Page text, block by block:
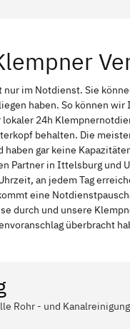
im Notdienst. Sie
haben. So können
24h
behalten. Die
gar keine
Partner in Ittelsburg und
an jedem Tag
eine
durch und unsere
überbracht
Rohr - und